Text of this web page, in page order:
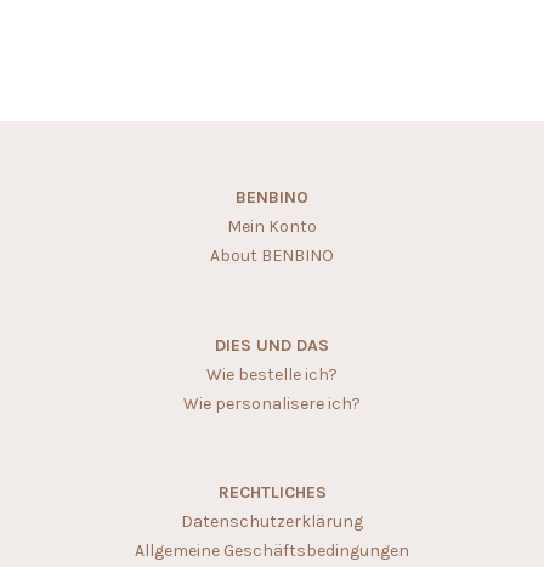
BENBINO
Mein Konto
About BENBINO
DIES UND DAS
Wie bestelle ich?
Wie personalisere ich?
RECHTLICHES
Datenschutzerklärung
Allgemeine Geschäftsbedingungen